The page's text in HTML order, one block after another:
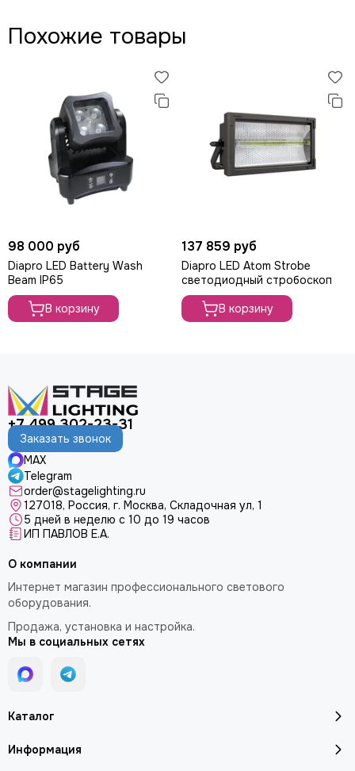
Похожие товары
98 000 руб
Diapro LED Battery Wash
Beam IP65
В корзину
137 859 руб
Diapro LED Atom Strobe
светодиодный стробоскоп
В корзину
+7 499 302-23-31
Заказать звонок
MAX
Telegram
order@stagelighting.ru
127018, Россия, г. Москва, Складочная ул, 1
5 дней в неделю с 10 до 19 часов
ИП ПАВЛОВ Е.А.
Каталог
Информация
О компании
Интернет магазин профессионального светового
оборудования.
Продажа, установка и настройка.
Мы в социальных сетях